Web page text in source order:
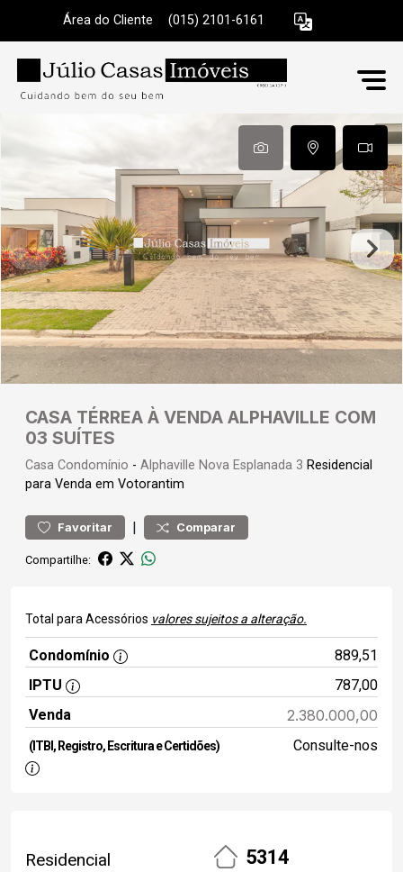
Área do Cliente (015) 2101-6161
CASA TÉRREA À VENDA ALPHAVILLE COM
03 SUÍTES
Casa Condomínio - Alphaville Nova Esplanada 3 Residencial
para Venda em Votorantim
Favoritar | Comparar
Compartilhe:
Total para Acessórios valores sujeitos a alteração.
Condomínio
889,51
IPTU
787,00
Venda
2.380.000,00
(ITBI, Registro, Escritura e Certidões) Consulte-nos
Residencial 5314